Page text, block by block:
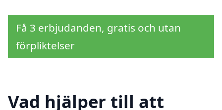
Få 3 erbjudanden, gratis och utan
förpliktelser
Vad hjälper till att